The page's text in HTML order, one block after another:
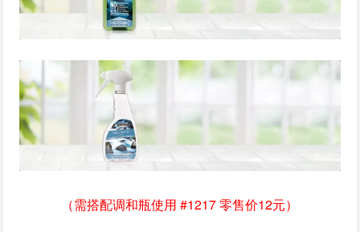
（需搭配调和瓶使用 #1217 零售价12元）